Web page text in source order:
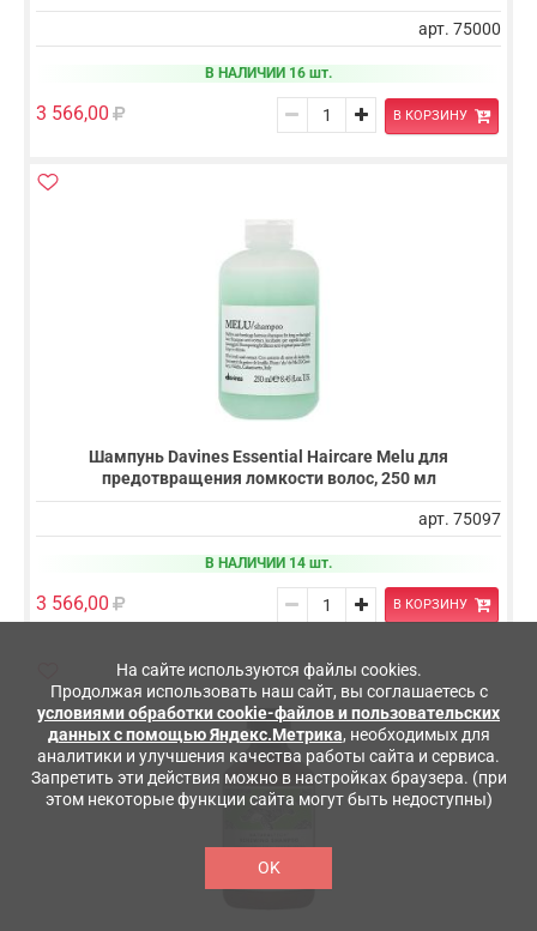
На сайте используются файлы cookies.
Продолжая использовать наш сайт, вы соглашаетесь с
условиями обработки cookie-файлов и пользовательских
данных с помощью Яндекс.Метрика, необходимых для
аналитики и улучшения качества работы сайта и сервиса.
Запретить эти действия можно в настройках браузера. (при
этом некоторые функции сайта могут быть недоступны)
OK
арт. 75000
В НАЛИЧИИ 16 шт.
3 566,00 В КОРЗИНУ
Шампунь Davines Essential Haircare Melu для
предотвращения ломкости волос, 250 мл
арт. 75097
В НАЛИЧИИ 14 шт.
3 566,00 В КОРЗИНУ